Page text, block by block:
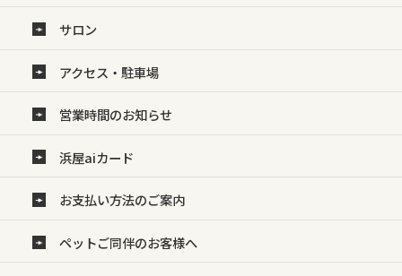
サロン
アクセス・駐車場
営業時間のお知らせ
浜屋aiカード
お支払い方法のご案内
ペットご同伴のお客様へ